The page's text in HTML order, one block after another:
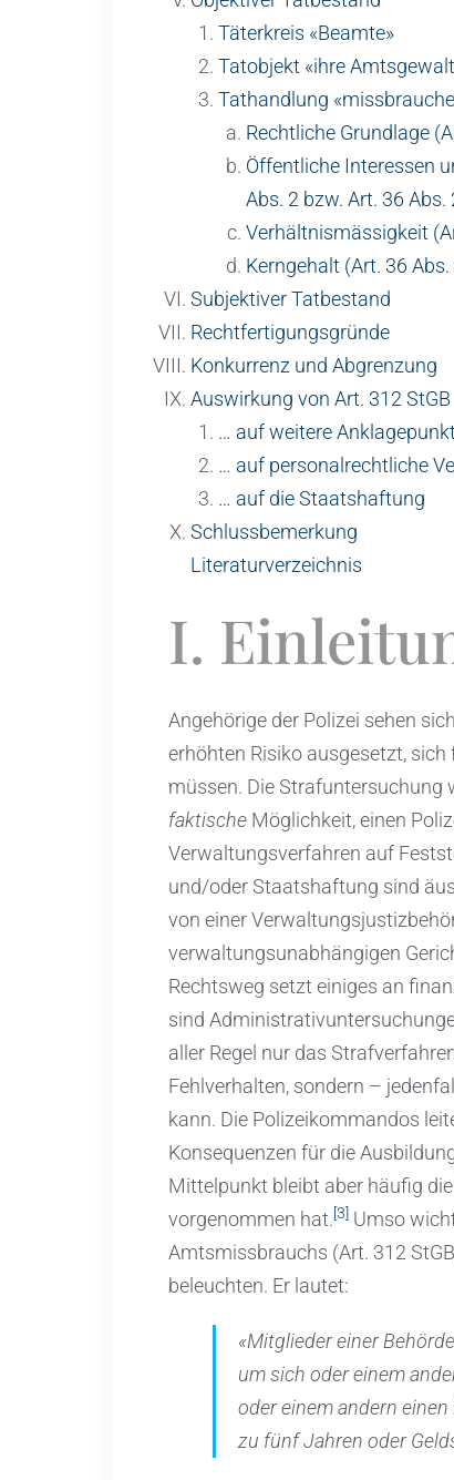
Täterkreis «Beamte»
Tatobjekt «ihre
Tathandlung
Rechtliche Grundlage
Öffentliche Interessen
Abs. 2 bzw. Art. 36 Abs.
Verhältnismässigkeit
Kerngehalt (Art. 36 Abs.
Subjektiver Tatbestand
Rechtfertigungsgründe
Konkurrenz und Abgrenzung
Auswirkung von Art. 312 StGB
… auf weitere
… auf personalrechtliche
… auf die Staatshaftung
Schlussbemerkung
Literaturverzeichnis
I.
Angehörige der Polizei sehen
erhöhten Risiko ausgesetzt,
müssen. Die
faktische Möglichkeit, einen
Verwaltungsverfahren auf
und/oder Staatshaftung sind
von einer
verwaltungsunabhängigen
Rechtsweg setzt einiges an
sind
aller Regel nur das
Fehlverhalten, sondern –
kann. Die Polizeikommandos
Konsequenzen für die
Mittelpunkt bleibt aber häufig
vorgenommen hat.[3] Umso
Amtsmissbrauchs (Art. 312
beleuchten. Er lautet:
«Mitglieder einer
um sich oder einem
oder einem andern
zu fünf Jahren oder